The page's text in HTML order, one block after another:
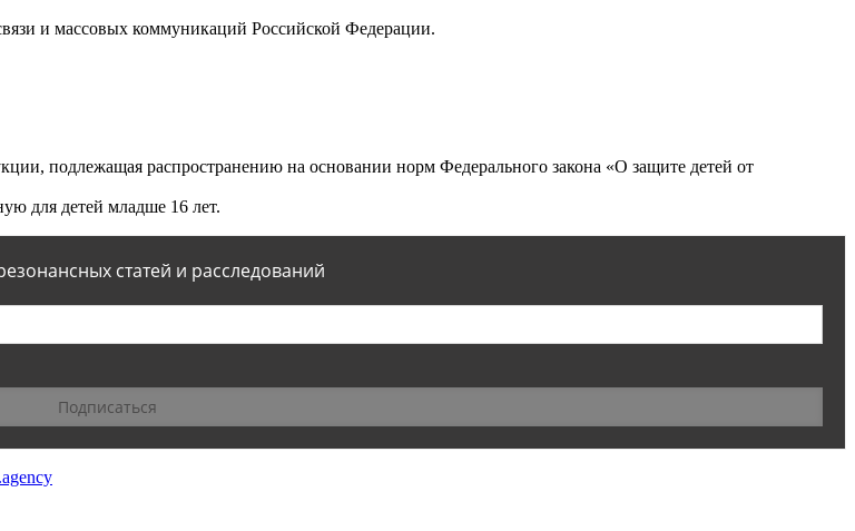
и массовых коммуникаций Российской Федерации.
подлежащая распространению на основании норм Федерального закона «О защите детей от
для детей младше 16 лет.
статей и расследований